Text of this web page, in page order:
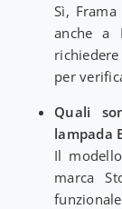
Sì,
anche a
per
Quali
lampada
Il
marca